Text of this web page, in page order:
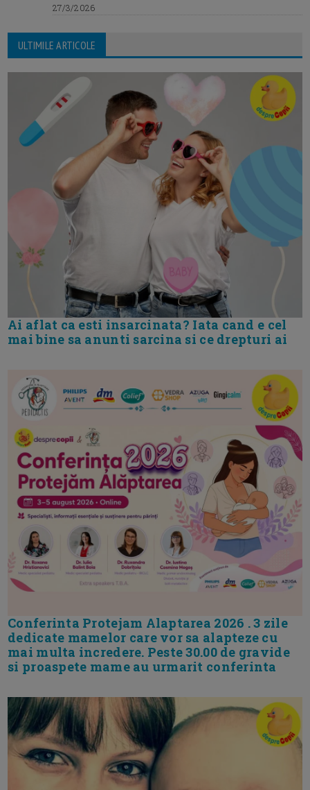
27/3/2026
ULTIMILE ARTICOLE
Ai aflat ca esti insarcinata? Iata cand e cel
mai bine sa anunti sarcina si ce drepturi ai
Conferinta Protejam Alaptarea 2026 . 3 zile
dedicate mamelor care vor sa alapteze cu
mai multa incredere. Peste 30.00 de gravide
si proaspete mame au urmarit conferinta